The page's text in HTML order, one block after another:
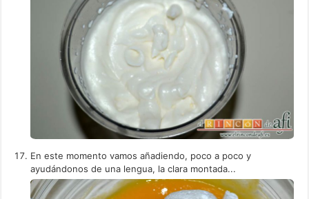
En este momento vamos añadiendo, poco a poco y
ayudándonos de una lengua, la clara montada...